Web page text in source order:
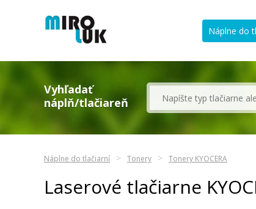
Náplne do
Vyhľadať
náplň/tlačiareň
Náplne do tlačiarní Tonery Tonery KYOCERA
Laserové tlačiarne